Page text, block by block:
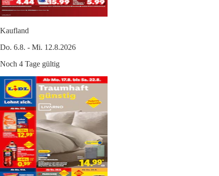
Kaufland
Do. 6.8. - Mi. 12.8.2026
Noch 4 Tage gültig